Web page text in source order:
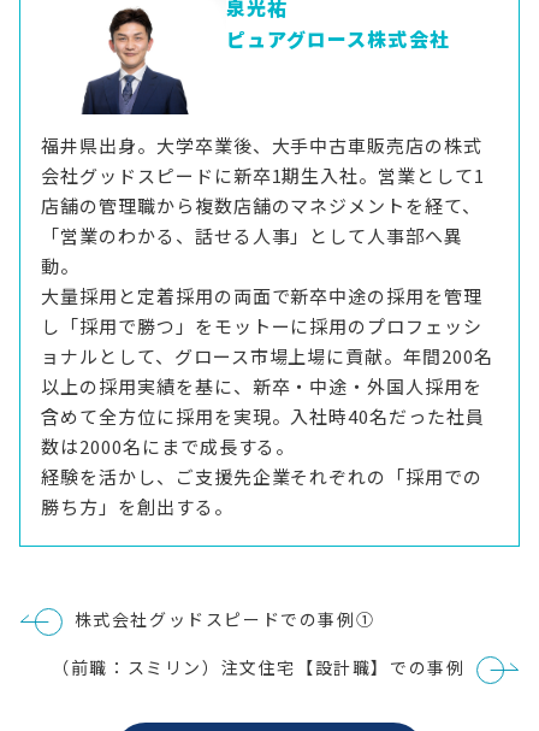
泉光祐
ピュアグロース株式会社
福井県出身。大学卒業後、大手中古車販売店の株式
会社グッドスピードに新卒1期生入社。営業として1
店舗の管理職から複数店舗のマネジメントを経て、
「営業のわかる、話せる人事」として人事部へ異
動。
大量採用と定着採用の両面で新卒中途の採用を管理
し「採用で勝つ」をモットーに採用のプロフェッシ
ョナルとして、グロース市場上場に貢献。年間200名
以上の採用実績を基に、新卒・中途・外国人採用を
含めて全方位に採用を実現。入社時40名だった社員
数は2000名にまで成長する。
経験を活かし、ご支援先企業それぞれの「採用での
勝ち方」を創出する。
投
稿
株式会社グッドスピードでの事例①
（前職：スミリン）注文住宅【設計職】での事例